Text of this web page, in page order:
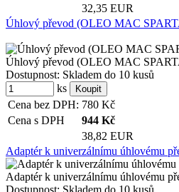
32,35 EUR
Úhlový převod (OLEO MAC
Úhlový převod (OLEO MAC
Dostupnost: Skladem do 10 kusů
ks
Cena bez DPH: 780 Kč
Cena s DPH
944 Kč
38,82 EUR
Adaptér k univerzálnímu úhlovému
Adaptér k univerzálnímu úhlovému